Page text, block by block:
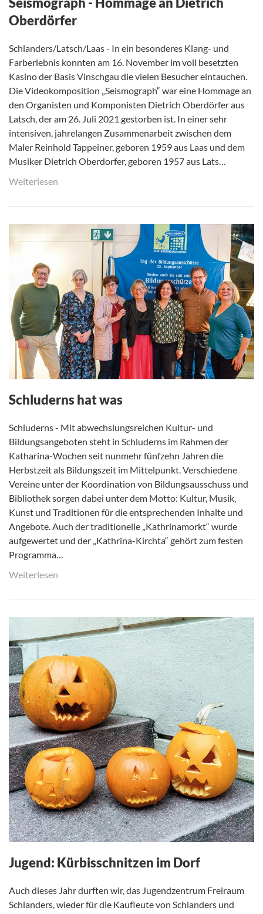
Oberdörfer
Schlanders/Latsch/Laas - In ein besonderes Klang- und
Farberlebnis konnten am 16. November im voll besetzten
Kasino der Basis Vinschgau die vielen Besucher eintauchen.
Die Videokomposition „Seismograph“ war eine Hommage an
den Organisten und Komponisten Dietrich Oberdörfer aus
Latsch, der am 26. Juli 2021 gestorben ist. In einer sehr
intensiven, jahrelangen Zusammenarbeit zwischen dem
Maler Reinhold Tappeiner, geboren 1959 aus Laas und dem
Musiker Dietrich Oberdorfer, geboren 1957 aus Lats…
Weiterlesen
Schluderns hat was
Schluderns - Mit abwechslungsreichen Kultur- und
Bildungsangeboten steht in Schluderns im Rahmen der
Katharina-Wochen seit nunmehr fünfzehn Jahren die
Herbstzeit als Bildungszeit im Mittelpunkt. Verschiedene
Vereine unter der Koordination von Bildungsausschuss und
Bibliothek sorgen dabei unter dem Motto: Kultur, Musik,
Kunst und Traditionen für die entsprechenden Inhalte und
Angebote. Auch der traditionelle „Kathrinamorkt“ wurde
aufgewertet und der „Kathrina-Kirchta“ gehört zum festen
Programma…
Weiterlesen
Jugend: Kürbisschnitzen im Dorf
Auch dieses Jahr durften wir, das Jugendzentrum Freiraum
Schlanders, wieder für die Kaufleute von Schlanders und